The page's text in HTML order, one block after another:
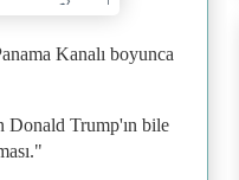
Kanalı boyunca
Donald Trump'ın bile